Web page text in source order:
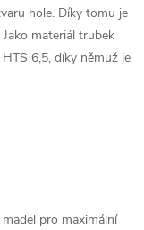
hole. Díky tomu je
materiál trubek
HTS 6,5, díky němuž je
pro maximální